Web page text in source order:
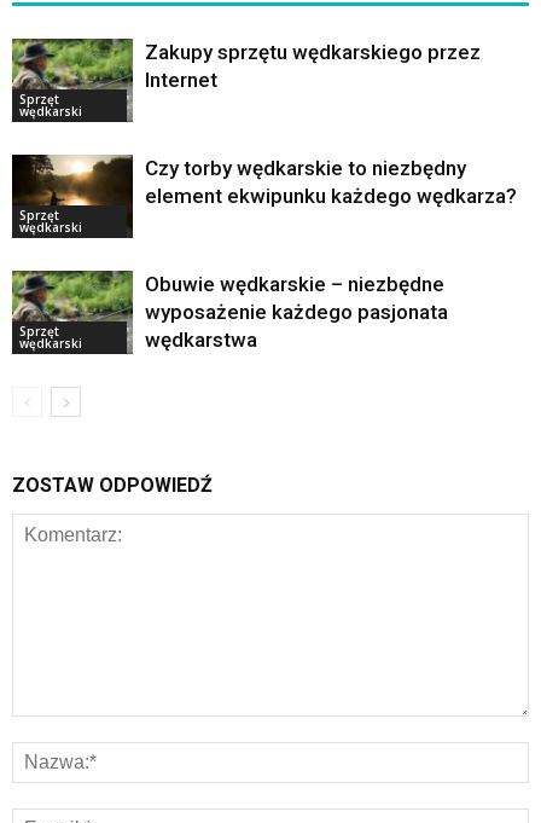
Sprzęt
wędkarski
Zakupy sprzętu wędkarskiego przez
Internet
Sprzęt
wędkarski
Czy torby wędkarskie to niezbędny
element ekwipunku każdego wędkarza?
Sprzęt
wędkarski
Obuwie wędkarskie – niezbędne
wyposażenie każdego pasjonata
wędkarstwa
ZOSTAW ODPOWIEDŹ